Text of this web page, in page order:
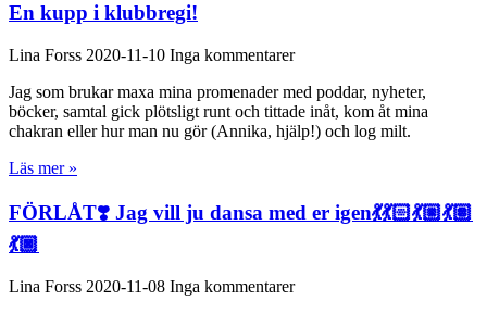
En kupp i klubbregi!
Lina Forss 2020-11-10 Inga kommentarer
Jag som brukar maxa mina promenader med poddar, nyheter,
böcker, samtal gick plötsligt runt och tittade inåt, kom åt mina
chakran eller hur man nu gör (Annika, hjälp!) och log milt.
Läs mer »
FÖRLÅT❣️ Jag vill ju dansa med er igen💃💃🏻💃🏼💃🏽
💃🏿
Lina Forss 2020-11-08 Inga kommentarer